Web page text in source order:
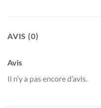
AVIS (0)
Avis
Il n’y a pas encore d’avis.